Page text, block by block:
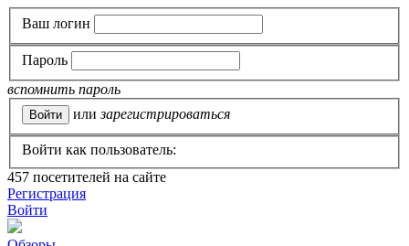
Ваш логин
Пароль
вспомнить пароль
или зарегистрироваться
Войти как пользователь:
457 посетителей на сайте
Регистрация
Войти